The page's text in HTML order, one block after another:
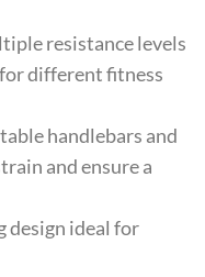
resistance levels
different fitness
handlebars and
and ensure a
design ideal for